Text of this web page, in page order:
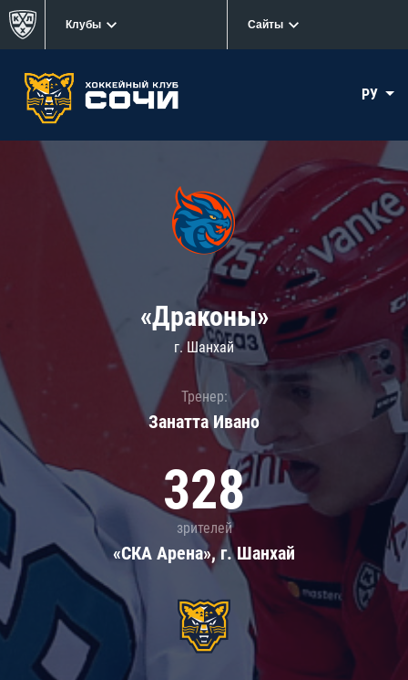
Клубы Сайты
РУ
«Драконы»
г. Шанхай
Тренер:
Занатта Иванo
328
зрителей
«СКА Арена», г. Шанхай